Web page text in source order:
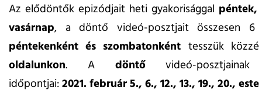
Az elődöntők epizódjait heti gyakorisággal péntek,
vasárnap, a döntő videó-posztjait összesen 6
péntekenként és szombatonként tesszük
oldalunkon. A döntővideó-posztjainak
időpontjai:2021. február 5., 6., 12., 13., 19., 20.,